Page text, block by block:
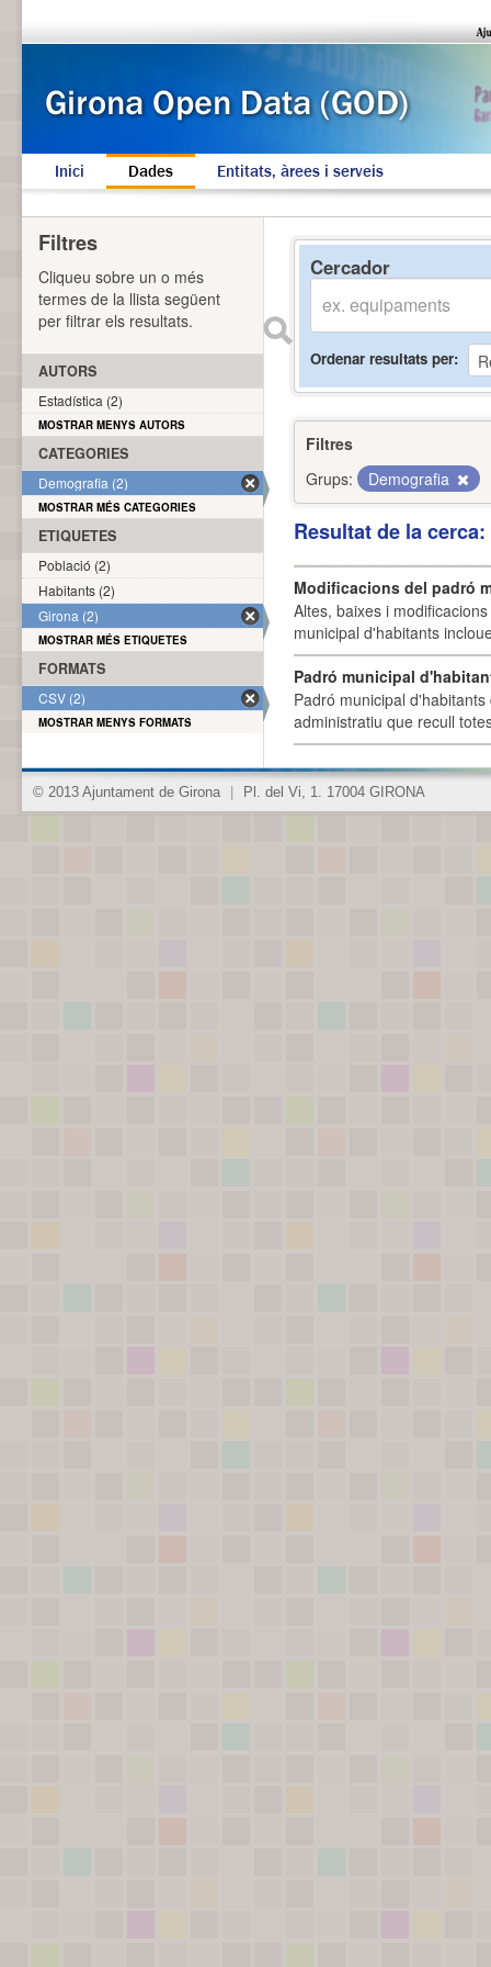
Inici Dades Entitats, àrees i serveis
Cercador
Ordenar resultats per
Filtres
Grups:
Demografia
Resultat de la
Modificacions del padró
Altes, baixes i
municipal d'habitants
Padró municipal
Padró municipal
administratiu que recull
Filtres
Cliqueu sobre un o més
termes de la llista següent
per filtrar els resultats.
AUTORS
Estadística (2)
MOSTRAR MENYS AUTORS
CATEGORIES
Demografia (2)
MOSTRAR MÉS CATEGORIES
ETIQUETES
Població (2)
Habitants (2)
Girona (2)
MOSTRAR MÉS ETIQUETES
FORMATS
CSV (2)
MOSTRAR MENYS FORMATS
© 2013 Ajuntament de Girona Pl. del Vi, 1. 17004 GIRONA